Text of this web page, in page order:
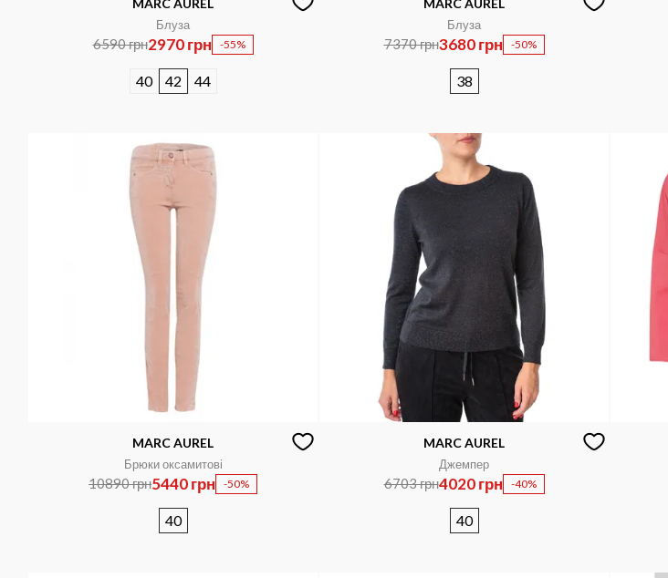
Блуза
6590 грн2970 грн -55%
40 42 44
Блуза
7370 грн3680 грн -50%
38
MARC AUREL
Брюки оксамитові
10890 грн5440 грн -50%
40
MARC AUREL
Джемпер
6703 грн4020 грн -40%
40